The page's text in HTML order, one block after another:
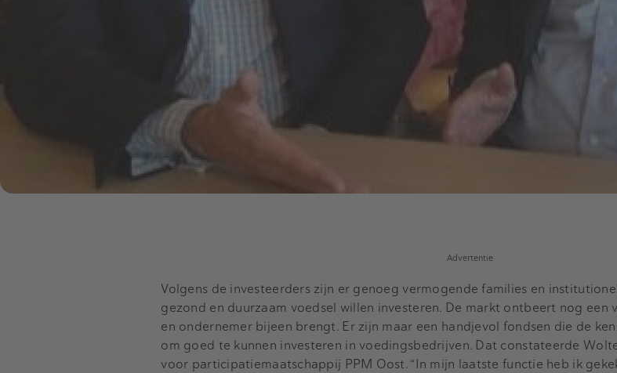
Advertentie
Volgens de investeerders zijn er genoeg vermogende families en
gezond en duurzaam voedsel willen investeren. De markt ontbeert nog een
en ondernemer bijeen brengt. Er zijn maar een handjevol fondsen die de
om goed te kunnen investeren in voedingsbedrijven. Dat constateerde
voor participatiemaatschappij PPM Oost. “In mijn laatste functie heb ik